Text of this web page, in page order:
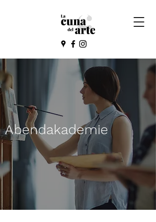
Abendakademie